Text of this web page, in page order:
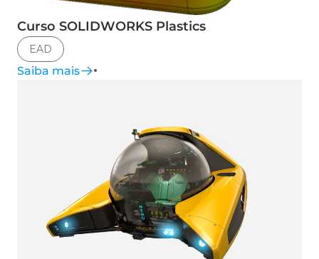
EAD
Curso SOLIDWORKS Plastics
Saiba mais